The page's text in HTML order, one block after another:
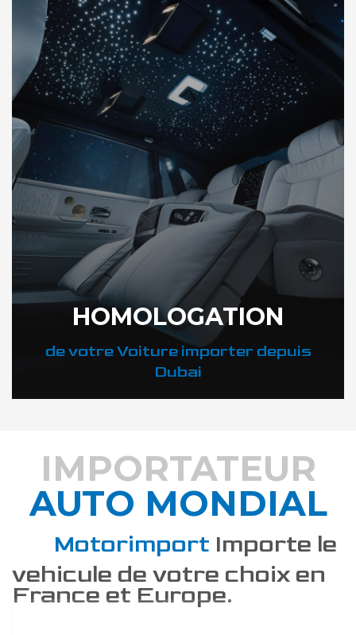
DÉCOUVREZ NOTRE IMPORTATION AUTO DUBAI
HOMOLOGATION
de votre Voiture importer depuis
Dubai
DÉCOUVREZ COMMENT
IMPORTATEUR
AUTO MONDIAL
Motorimport Importe le
vehicule de votre choix en
France et Europe.